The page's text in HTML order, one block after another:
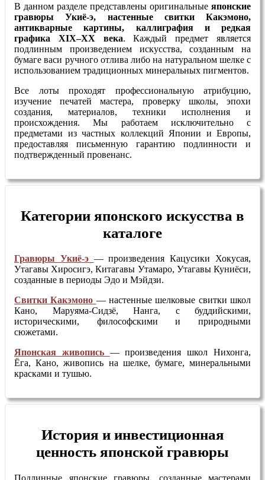
В данном разделе представлены оригинальные японские
гравюры Укиё-э, настенные свитки Какэмоно,
антикварные картины, каллиграфия и редкая
графика XIX–XX века. Каждый предмет является
подлинным произведением искусства, созданным на
бумаге васи ручного отлива либо на натуральном шелке с
использованием традиционных минеральных пигментов.
Все лоты проходят профессиональную атрибуцию,
изучение печатей мастера, проверку школы, эпохи
создания, материалов, техники исполнения и
происхождения. Мы работаем исключительно с
предметами из частных коллекций Японии и Европы,
предоставляя письменную гарантию подлинности и
подтвержденный провенанс.
Категории японского искусства в
каталоге
Гравюры Укиё-э — произведения Кацусики Хокусая,
Утагавы Хиросигэ, Китагавы Утамаро, Утагавы Куниёси,
созданные в периоды Эдо и Мэйдзи.
Свитки Какэмоно — настенные шелковые свитки школ
Кано, Маруяма-Сидзё, Нанга, с буддийскими,
историческими, философскими и природными
сюжетами.
Японская живопись — произведения школ Нихонга,
Ёга, Кано, живопись на шелке, бумаге, минеральными
красками и тушью.
История и инвестиционная
ценность японской гравюры
Подлинные японские гравюры, созданные мастерами